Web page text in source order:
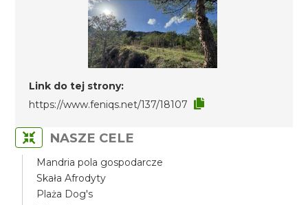
Link do tej strony:
https://www.feniqs.net/137/18107
NASZE CELE
Mandria pola gospodarcze
Skała Afrodyty
Plaża Dog's